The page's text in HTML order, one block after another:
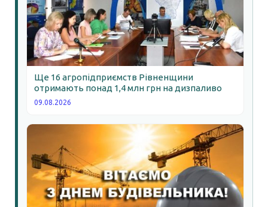
Ще 16 агропідприємств Рівненщини
отримають понад 1,4 млн грн на дизпаливо
09.08.2026